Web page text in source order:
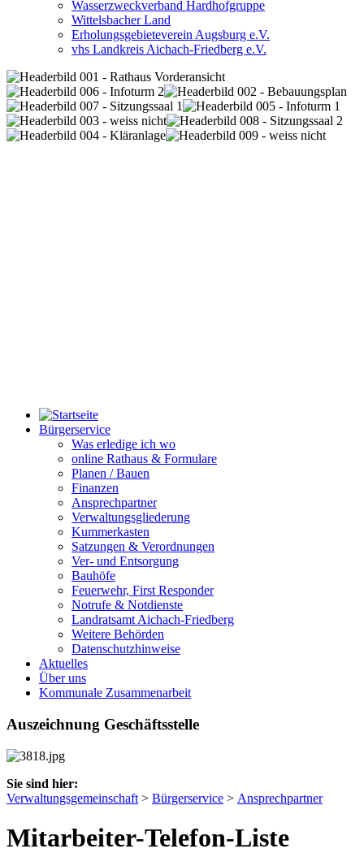
Wasserzweckverband Hardhofgruppe
Wittelsbacher Land
Erholungsgebieteverein Augsburg e.V.
vhs Landkreis Aichach-Friedberg e.V.
Bürgerservice
Was erledige ich wo
online Rathaus & Formulare
Planen / Bauen
Finanzen
Ansprechpartner
Verwaltungsgliederung
Kummerkasten
Satzungen & Verordnungen
Ver- und Entsorgung
Bauhöfe
Feuerwehr, First Responder
Notrufe & Notdienste
Landratsamt Aichach-Friedberg
Weitere Behörden
Datenschutzhinweise
Aktuelles
Über uns
Kommunale Zusammenarbeit
Auszeichnung Geschäftsstelle
Sie sind hier:
Verwaltungsgemeinschaft > Bürgerservice > Ansprechpartner
Mitarbeiter-Telefon-Liste